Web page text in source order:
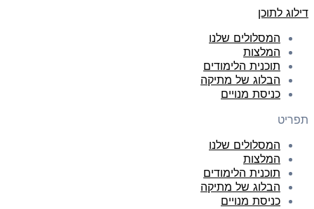
דילוג לתוכן
המסלולים שלנו
המלצות
תוכנית הלימודים
הבלוג של מתיקה
כניסת מנויים
תפריט
המסלולים שלנו
המלצות
תוכנית הלימודים
הבלוג של מתיקה
כניסת מנויים